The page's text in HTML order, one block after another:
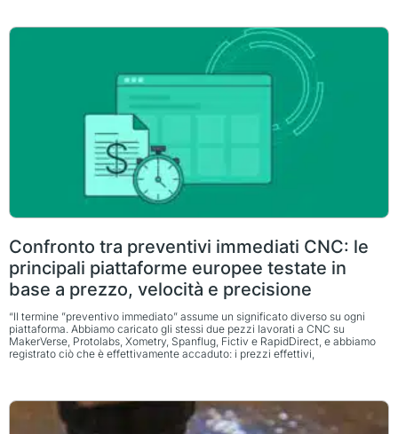
Confronto tra preventivi immediati CNC: le
principali piattaforme europee testate in
base a prezzo, velocità e precisione
“Il termine ”preventivo immediato” assume un significato diverso su ogni
piattaforma. Abbiamo caricato gli stessi due pezzi lavorati a CNC su
MakerVerse, Protolabs, Xometry, Spanflug, Fictiv e RapidDirect, e abbiamo
registrato ciò che è effettivamente accaduto: i prezzi effettivi,